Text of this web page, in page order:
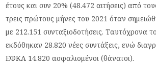
έτους και συν 20% (48.472 αιτήσεις) από
τρεις πρώτους μήνες του 2021 όταν
με 212.151 συνταξιοδοτήσεις. Ταυτόχρονα
εκδόθηκαν 28.820 νέες συντάξεις, ενώ
ΕΦΚΑ 14.820 ασφαλισμένοι (θάνατοι).